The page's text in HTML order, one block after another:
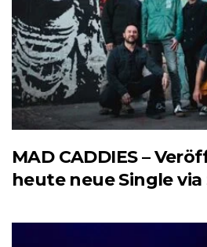
MAD CADDIES –
heute neue Single via